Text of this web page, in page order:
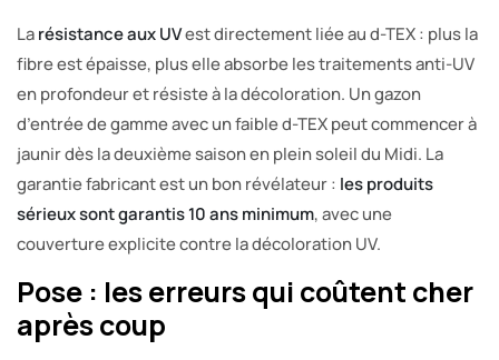
Larésistance aux UVest directement liée au d-TEX : plus la
fibre est épaisse, plus elle absorbe les traitements anti-UV
en profondeur et résiste à la décoloration. Un gazon
d’entrée de gamme avec un faible d-TEX peut commencer à
jaunir dès la deuxième saison en plein soleil du Midi. La
garantie fabricant est un bon révélateur : les produits
sérieux sont garantis 10 ans minimum, avec une
couverture explicite contre la décoloration UV.
Pose : les erreurs qui coûtent cher
après coup